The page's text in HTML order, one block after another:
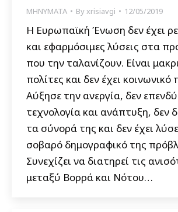
ΜΗΝΥΜΑΤΑ Byxrisiavgi 12/05/2019
H Ευρωπαϊκή Ένωση δεν έχει
και εφαρμόσιμες λύσεις στα
που την ταλανίζουν. Είναι
πολίτες και δεν έχει
Αύξησε την ανεργία, δεν
τεχνολογία και ανάπτυξη, δεν
τα σύνορά της και δεν έχει
σοβαρό δημογραφικό της
Συνεχίζει να διατηρεί τις
μεταξύ Βορρά και Νότου…